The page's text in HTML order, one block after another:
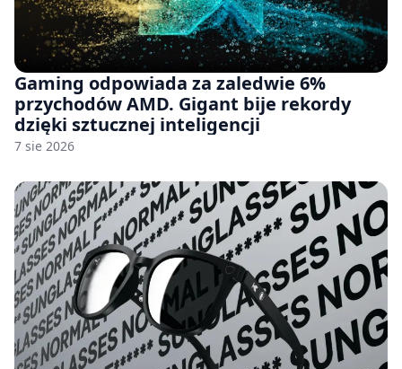
Gaming odpowiada za zaledwie 6%
przychodów AMD. Gigant bije rekordy
dzięki sztucznej inteligencji
7 sie 2026